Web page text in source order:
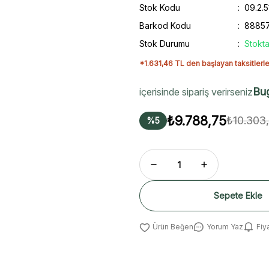
Stok Kodu
Barkod Kodu
Stok Durumu
*1.631,46 TL den başlayan
içerisinde sipariş verirseniz
%5 ₺9.788,75
Sepete Ekle
Yorum Yaz